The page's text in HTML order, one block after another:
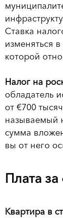
Ставка
изменяться
которой
Налог на
обладатель
от €700
называемый
сумма
вы от него
Плата
Квартира в